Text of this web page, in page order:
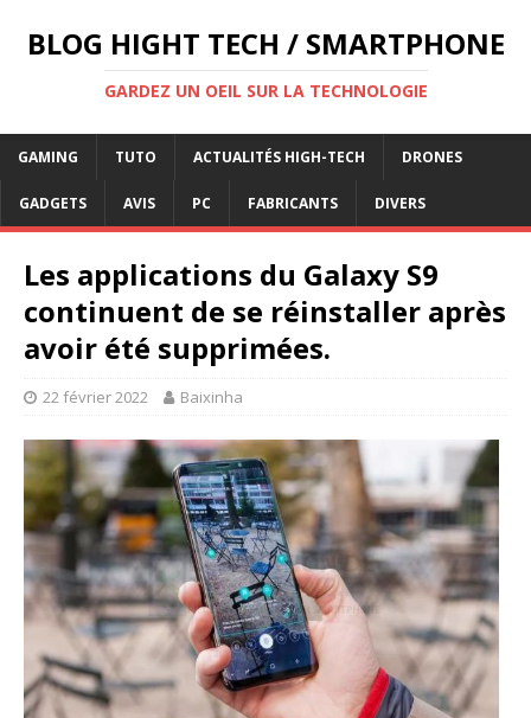
BLOG HIGHT TECH / SMARTPHONE
GARDEZ UN OEIL SUR LA TECHNOLOGIE
GAMING TUTO ACTUALITÉS HIGH-TECH DRONES
GADGETS AVIS PC FABRICANTS DIVERS
Les applications du Galaxy S9
continuent de se réinstaller après
avoir été supprimées.
22 février 2022 Baixinha